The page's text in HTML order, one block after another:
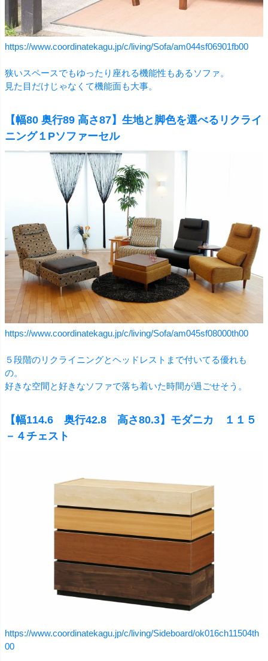
https://www.coordinatekagu.jp/c/living/Sofa/am044sf06901fb00
狭いスペースでもゆったり座れる機能性もあるソファ。
見た目だけじゃなくて機能面も大事。
【幅80 奥行89 高さ87】生地と脚色を選べるリクライ
ニング１Pソファーセル
https://www.coordinatekagu.jp/c/living/Sofa/am045sf08000th00
５段階のリクライニングとヘッドレストまで付いてる優れも
の。
好きな空間と好きなソファで落ち着いた時間が過ごせそう。
【幅114.6 奥行42.8 高さ80.3】モダニカ １１５
－４チェスト
https://www.coordinatekagu.jp/c/living/Sideboard/ok016ch11504th
00